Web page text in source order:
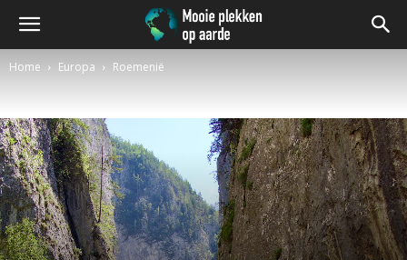
Home Europa Roemenië